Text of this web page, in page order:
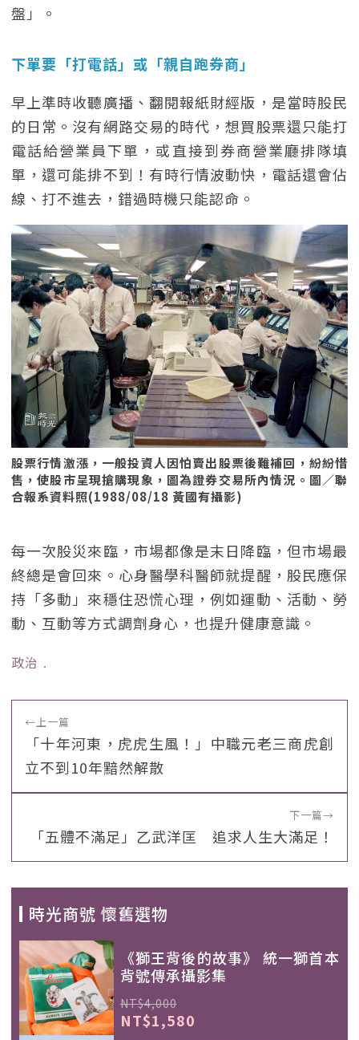
盤」。
下單要「打電話」或「親自跑券商」
早上準時收聽廣播、翻閱報紙財經版，是當時股民
的日常。沒有網路交易的時代，想買股票還只能打
電話給營業員下單，或直接到券商營業廳排隊填
單，還可能排不到！有時行情波動快，電話還會佔
線、打不進去，錯過時機只能認命。
股票行情激漲，一般投資人因怕賣出股票後難補回，紛紛惜
售，使股市呈現搶購現象，圖為證券交易所內情況。圖／聯
合報系資料照(1988/08/18 黃國有攝影)
每一次股災來臨，市場都像是末日降臨，但市場最
終總是會回來。心身醫學科醫師就提醒，股民應保
持「多動」來穩住恐慌心理，例如運動、活動、勞
動、互動等方式調劑身心，也提升健康意識。
政治 ﹒
←上一篇
「十年河東，虎虎生風！」中職元老三商虎創
立不到10年黯然解散
下一篇→
「五體不滿足」乙武洋匡 追求人生大滿足！
時光商號 懷舊選物
《獅王背後的故事》 統一獅首本
背號傳承攝影集
NT$4,000
NT$1,580